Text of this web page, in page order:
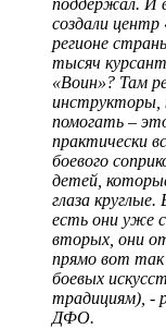
поддержал. И
создали
регионе
тысяч
«Воин»? Там
инструкторы,
помогать –
практически
боевого
детей,
глаза
есть они уже
вторых, они
прямо вот так
боевых
традициям), -
ДФО.